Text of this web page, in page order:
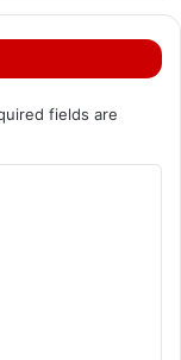
fields are